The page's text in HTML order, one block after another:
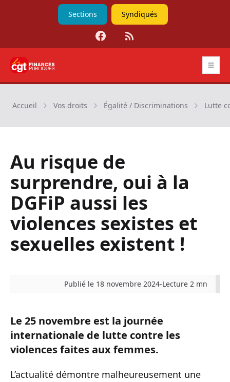
Sections Syndiqués
Facebook
RSS
CGT Finances publiques
Accueil Vos droits Égalité / Discriminations Lutte
Au risque de
surprendre, oui à la
DGFiP aussi les
violences sexistes et
sexuelles existent !
Publié le 18 novembre 2024-Lecture 2 mn
Le 25 novembre est la journée
internationale de lutte contre les
violences faites aux femmes.
L’actualité démontre malheureusement une